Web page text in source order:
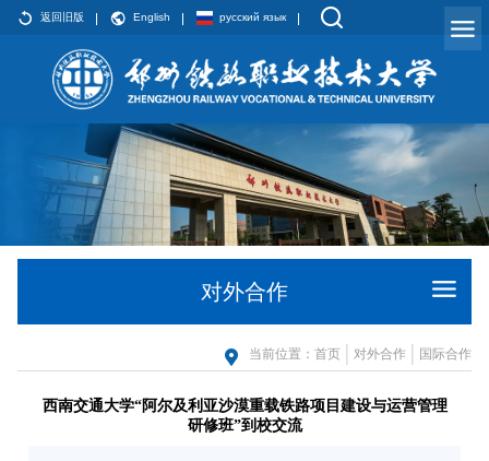
返回旧版 English русский язык
对外合作
当前位置： 首页 对外合作 国际合作
西南交通大学“阿尔及利亚沙漠重载铁路项目建设与运营管理
研修班”到校交流